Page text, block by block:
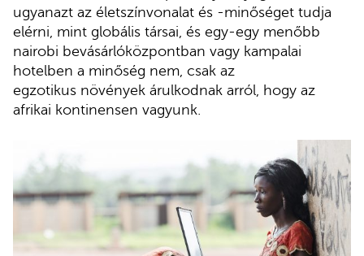
ugyanazt az életszínvonalat és -minőséget tudja
elérni, mint globális társai, és egy-egy menőbb
nairobi bevásárlóközpontban vagy kampalai
hotelben a minőség nem, csak az
egzotikus növények árulkodnak arról, hogy az
afrikai kontinensen vagyunk.